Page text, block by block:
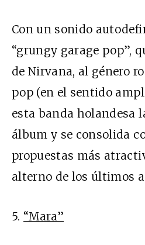
Con un sonido
“grungy garage pop”,
de Nirvana, al género
pop (en el sentido
esta banda holandesa
álbum y se consolida
propuestas más
alterno de los últimos
5. “Mara”